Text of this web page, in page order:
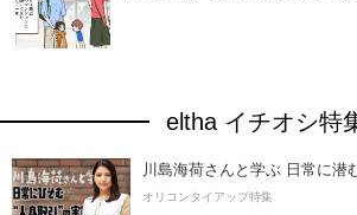
eltha イチオシ特
川島海荷さんと学ぶ 日常に潜
オリコンタイアップ特集